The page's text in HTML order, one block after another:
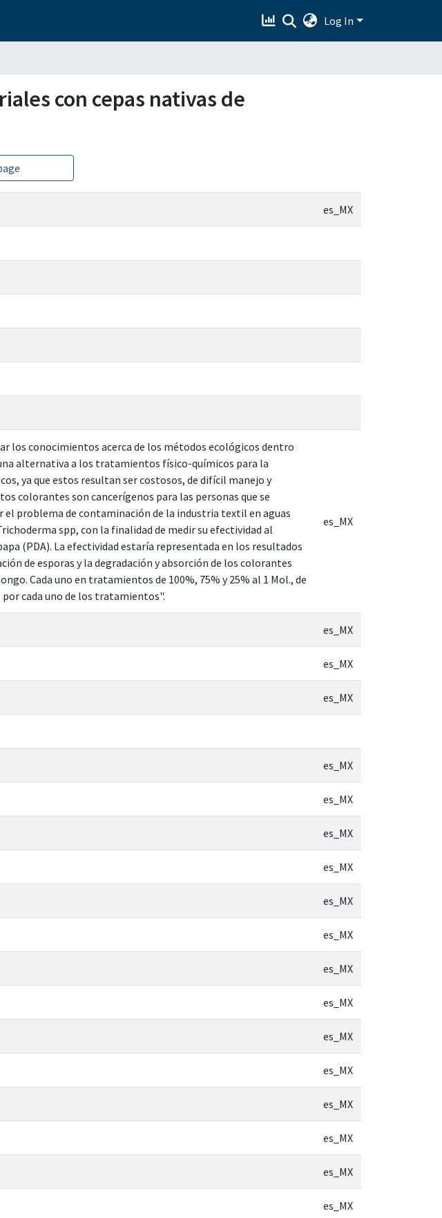
Log In
con cepas nativas de
es_MX
los conocimientos acerca de los métodos ecológicos dentro
alternativa a los tratamientos físico-químicos para la
ya que estos resultan ser costosos, de difícil manejo y
colorantes son cancerígenos para las personas que se
problema de contaminación de la industria textil en aguas
spp, con la finalidad de medir su efectividad al
(PDA). La efectividad estaría representada en los resultados
de esporas y la degradación y absorción de los colorantes
Cada uno en tratamientos de 100%, 75% y 25% al 1 Mol., de
cada uno de los tratamientos".
es_MX
es_MX
es_MX
es_MX
es_MX
es_MX
es_MX
es_MX
es_MX
es_MX
es_MX
es_MX
es_MX
es_MX
es_MX
es_MX
es_MX
es_MX